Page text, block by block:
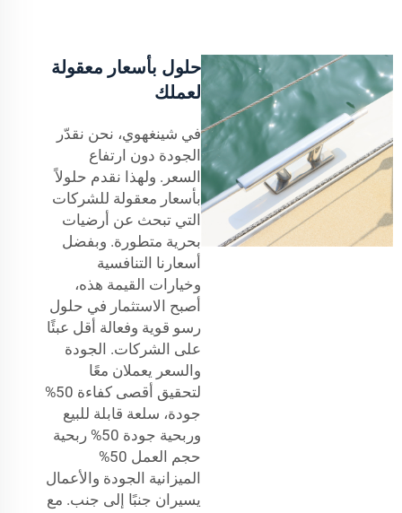
حلول بأسعار معقولة
لعملك
في شينغهوي، نحن نقدّر
الجودة دون ارتفاع
السعر. ولهذا نقدم حلولاً
بأسعار معقولة للشركات
التي تبحث عن أرضيات
بحرية متطورة. وبفضل
أسعارنا التنافسية
وخيارات القيمة هذه،
أصبح الاستثمار في حلول
رسو قوية وفعالة أقل عبئًا
على الشركات. الجودة
والسعر يعملان معًا
لتحقيق أقصى كفاءة 50%
جودة، سلعة قابلة للبيع
وربحية جودة 50% ربحية
حجم العمل 50%
الميزانية الجودة والأعمال
يسيران جنبًا إلى جنب. مع